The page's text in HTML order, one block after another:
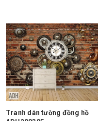
Tranh dán tường đồng hồ